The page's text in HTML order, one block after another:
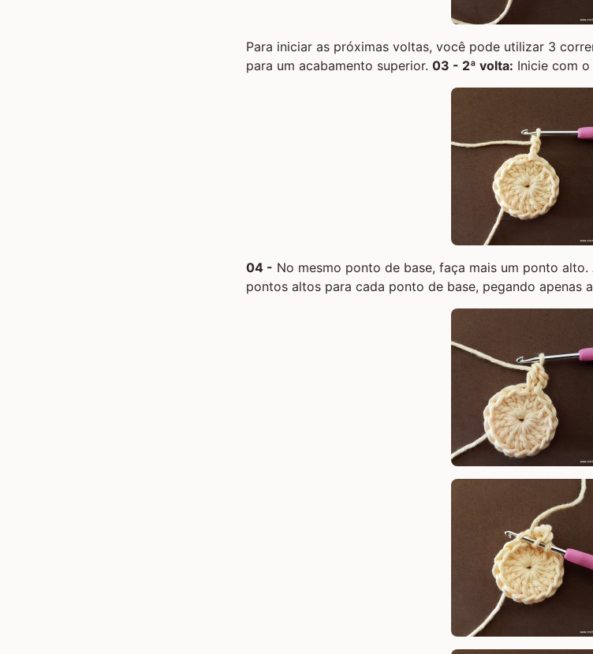
Para iniciar as próximas voltas, você pode utilizar 3
para um acabamento superior. 03 - 2ª volta: Inicie com
04 - No mesmo ponto de base, faça mais um ponto
pontos altos para cada ponto de base, pegando apenas